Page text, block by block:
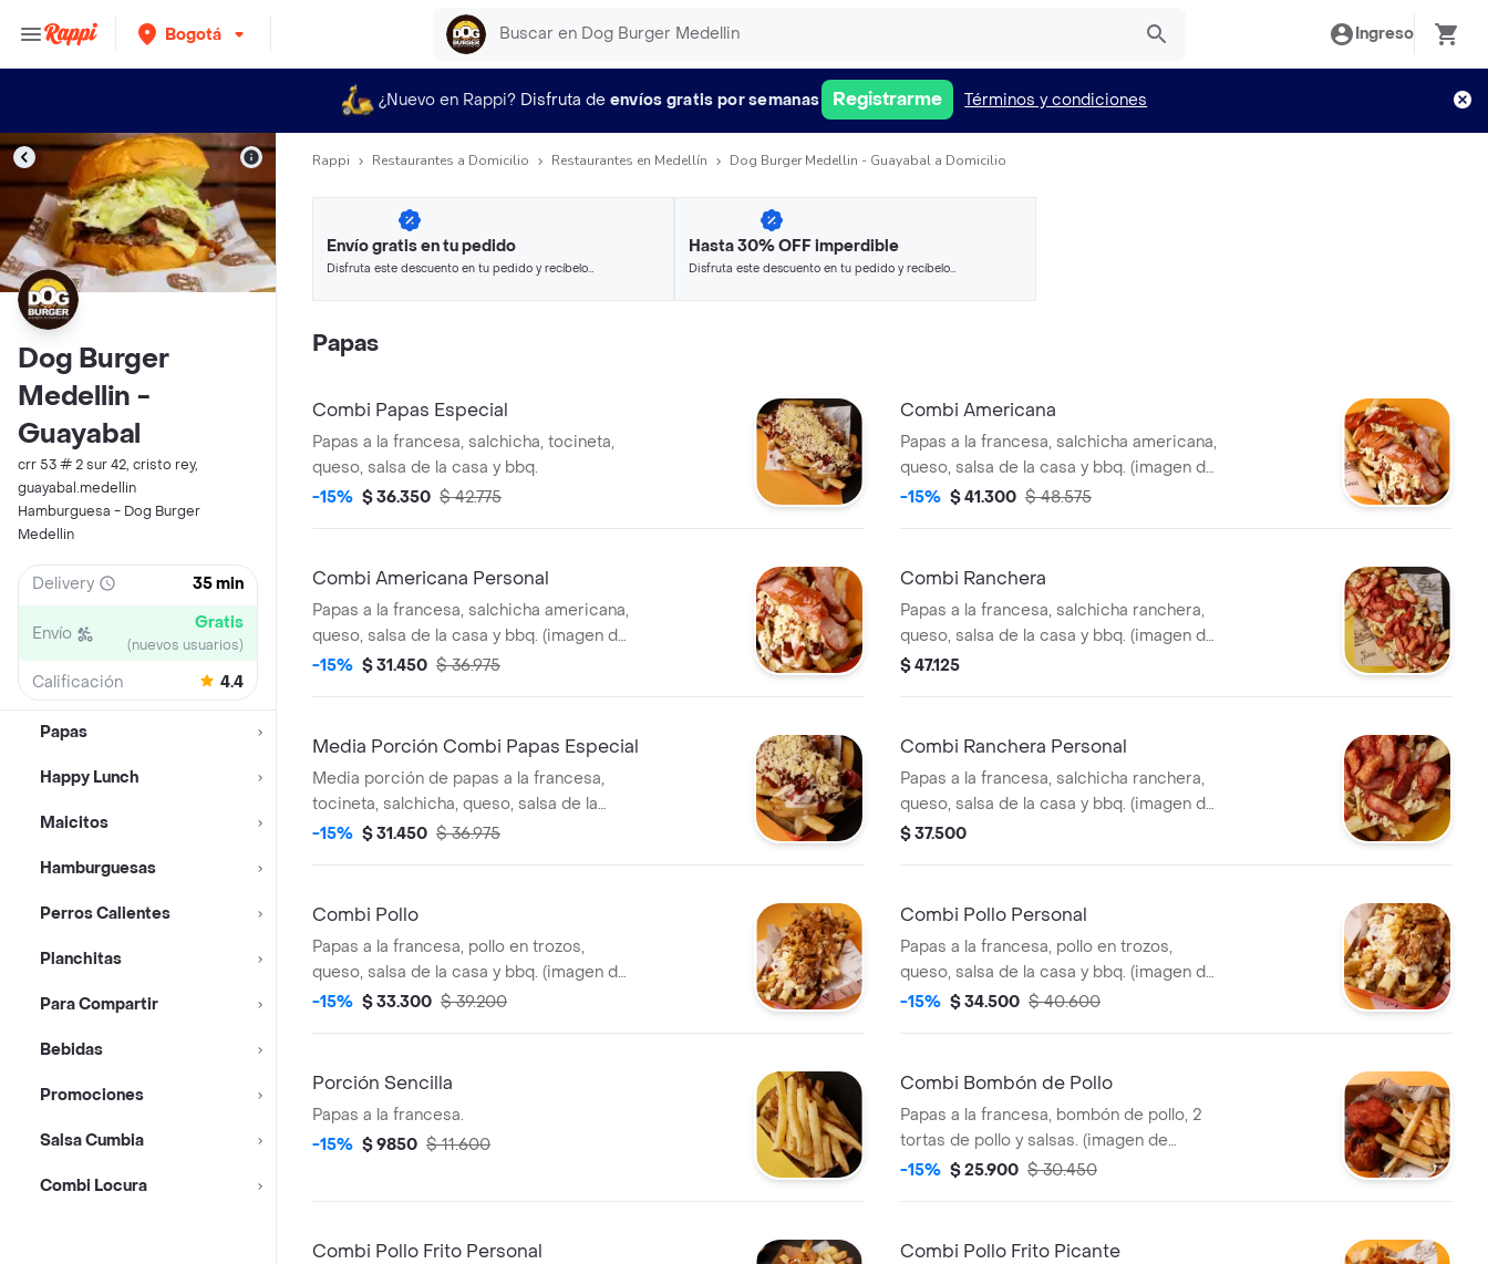
Bogotá Ingreso
¿Nuevo en Rappi? Disfruta de envíos gratis por semanas Registrarme Términos y condiciones
Dog Burger
Medellin -
Guayabal
crr 53 # 2 sur 42, cristo rey,
guayabal.medellin
Hamburguesa - Dog Burger
Medellin
Delivery 35 min
Envío Gratis
(nuevos usuarios)
Calificación 4.4
Papas
Happy Lunch
Maicitos
Hamburguesas
Perros Calientes
Planchitas
Para Compartir
Bebidas
Promociones
Salsa Cumbia
Combi Locura
Rappi Restaurantes a Domicilio Restaurantes en Medellín Dog Burger Medellin - Guayabal a Domicilio
Envío gratis en tu pedido
Disfruta este descuento en tu pedido y recíbelo
Hasta 30% OFF imperdible
Disfruta este descuento en tu pedido y recíbelo
Papas
Combi Papas Especial
Papas a la francesa, salchicha, tocineta,
queso, salsa de la casa y bbq.
-15% $ 36.350 $ 42.775
Combi Americana
Papas a la francesa, salchicha americana,
queso, salsa de la casa y bbq. (imagen de
referencia).
-15% $ 41.300 $ 48.575
Combi Americana Personal
Papas a la francesa, salchicha americana,
queso, salsa de la casa y bbq. (imagen de
referencia).
-15% $ 31.450 $ 36.975
Combi Ranchera
Papas a la francesa, salchicha ranchera,
queso, salsa de la casa y bbq. (imagen de
referencia).
$ 47.125
Media Porción Combi Papas Especial
Media porción de papas a la francesa,
tocineta, salchicha, queso, salsa de la
casa y bbq. (imagen de referencia).
-15% $ 31.450 $ 36.975
Combi Ranchera Personal
Papas a la francesa, salchicha ranchera,
queso, salsa de la casa y bbq. (imagen de
referencia).
$ 37.500
Combi Pollo
Papas a la francesa, pollo en trozos,
queso, salsa de la casa y bbq. (imagen de
referencia).
-15% $ 33.300 $ 39.200
Combi Pollo Personal
Papas a la francesa, pollo en trozos,
queso, salsa de la casa y bbq. (imagen de
referencia).
-15% $ 34.500 $ 40.600
Porción Sencilla
Papas a la francesa.
-15% $ 9850 $ 11.600
Combi Bombón de Pollo
Papas a la francesa, bombón de pollo, 2
tortas de pollo y salsas. (imagen de
referencia).
-15% $ 25.900 $ 30.450
Combi Pollo Frito Personal Combi Pollo Frito Picante